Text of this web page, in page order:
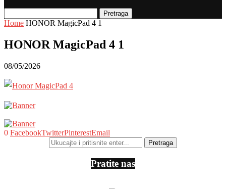
Pretraga
Home HONOR MagicPad 4 1
HONOR MagicPad 4 1
08/05/2026
0 FacebookTwitterPinterestEmail
Pratite nas